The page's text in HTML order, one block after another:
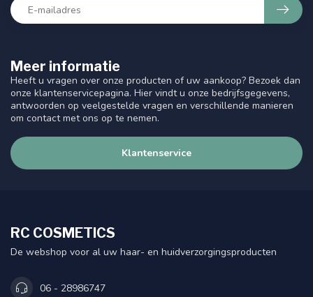
Meer informatie
Heeft u vragen over onze producten of uw aankoop? Bezoek dan
onze klantenservicepagina. Hier vindt u onze bedrijfsgegevens,
antwoorden op veelgestelde vragen en verschillende manieren
om contact met ons op te nemen.
Klantenservice
RC COSMETICS
De webshop voor al uw haar- en huidverzorgingsproducten
06 - 28986747